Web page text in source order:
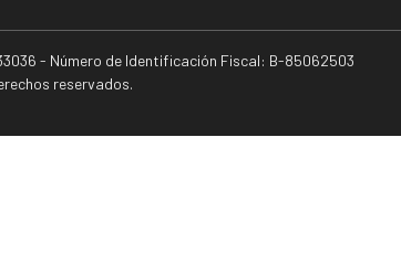
- Número de Identificación Fiscal: B-85062503
reservados.